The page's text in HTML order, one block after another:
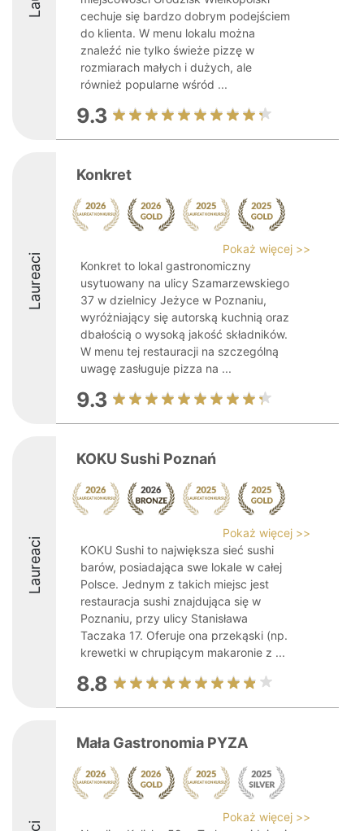
cechuje się bardzo dobrym podejściem
do klienta. W menu lokalu można
znaleźć nie tylko świeże pizzę w
rozmiarach małych i dużych, ale
również popularne wśród ...
9.3
Laureaci
Konkret
Pokaż więcej >>
Konkret to lokal gastronomiczny
usytuowany na ulicy Szamarzewskiego
37 w dzielnicy Jeżyce w Poznaniu,
wyróżniający się autorską kuchnią oraz
dbałością o wysoką jakość składników.
W menu tej restauracji na szczególną
uwagę zasługuje pizza na ...
9.3
Laureaci
KOKU Sushi Poznań
Pokaż więcej >>
KOKU Sushi to największa sieć sushi
barów, posiadająca swe lokale w całej
Polsce. Jednym z takich miejsc jest
restauracja sushi znajdująca się w
Poznaniu, przy ulicy Stanisława
Taczaka 17. Oferuje ona przekąski (np.
krewetki w chrupiącym makaronie z ...
8.8
Mała Gastronomia PYZA
Pokaż więcej >>